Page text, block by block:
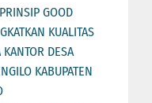
GOOD
KUALITAS
KANTOR DESA
KABUPATEN